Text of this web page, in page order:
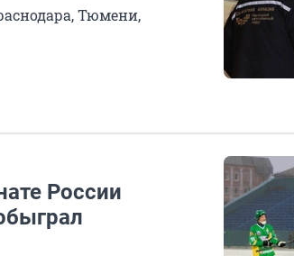
Тюмени,
России